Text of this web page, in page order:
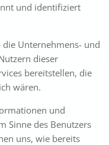
und identifiziert
die Unternehmens- und
dieser
bereitstellen, die
wären.
und
Sinne des Benutzers
uns, wie bereits